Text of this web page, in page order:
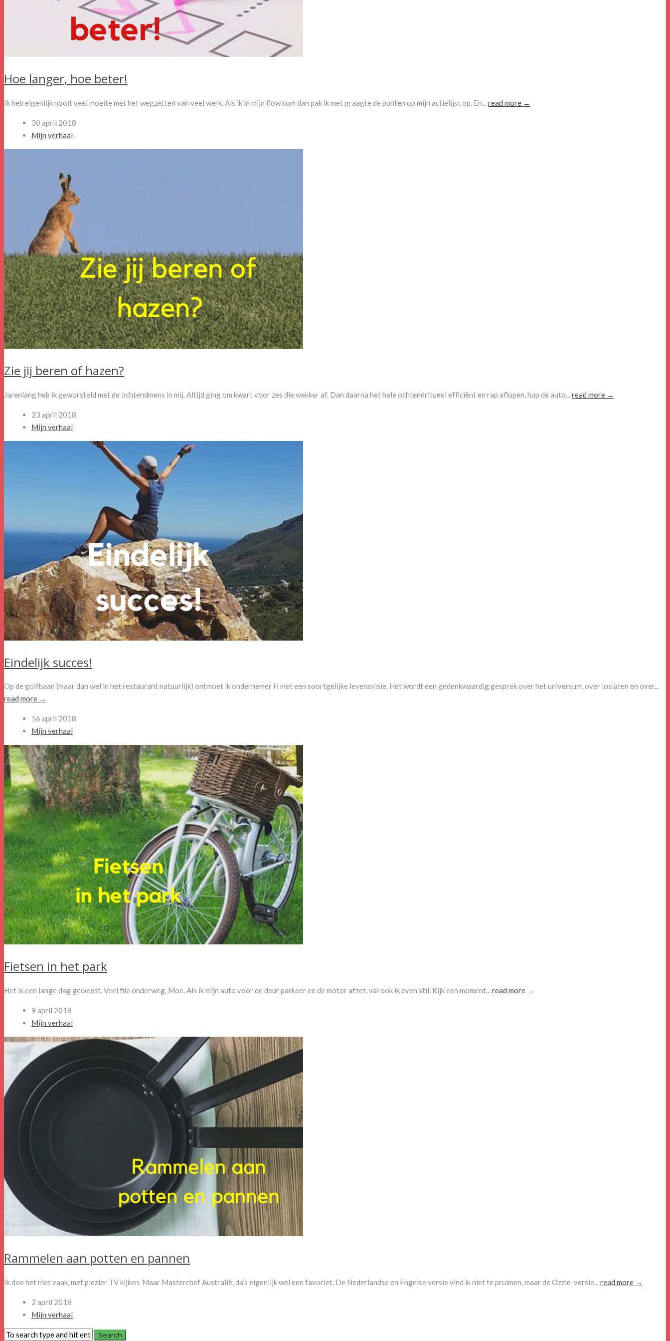
Hoe langer, hoe beter!
Ik heb eigenlijk nooit veel moeite met het wegzetten van veel werk. Als ik in mijn flow kom dan pak ik met graagte de punten op mijn actielijst op. En...read more →
30 april 2018
Mijn verhaal
Zie jij beren of hazen?
Jarenlang heb ik geworsteld met de ochtendmens in mij. Altijd ging om kwart voor zes die wekker af. Dan daarna het hele ochtendritueel efficiënt en rap aflopen, hup de auto...read more →
23 april 2018
Mijn verhaal
Eindelijk succes!
Op de golfbaan (maar dan wel in het restaurant natuurlijk) ontmoet ik ondernemer H met een soortgelijke levensvisie. Het wordt een gedenkwaardig gesprek over het universum, over loslaten en over...
read more →
16 april 2018
Mijn verhaal
Fietsen in het park
Het is een lange dag geweest. Veel file onderweg. Moe. Als ik mijn auto voor de deur parkeer en de motor afzet, val ook ik even stil. Kijk een moment...read more →
9 april 2018
Mijn verhaal
Rammelen aan potten en pannen
Ik doe het niet vaak, met plezier TV kijken. Maar Masterchef Australië, da’s eigenlijk wel een favoriet. De Nederlandse en Engelse versie vind ik niet te pruimen, maar de Ozzie-versie...read more →
2 april 2018
Mijn verhaal